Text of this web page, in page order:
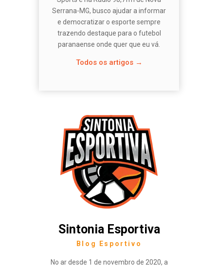
Serrana-MG, busco ajudar a informar
e democratizar o esporte sempre
trazendo destaque para o futebol
paranaense onde quer que eu vá.
Todos os artigos →
Sintonia Esportiva
Blog Esportivo
No ar desde 1 de novembro de 2020, a